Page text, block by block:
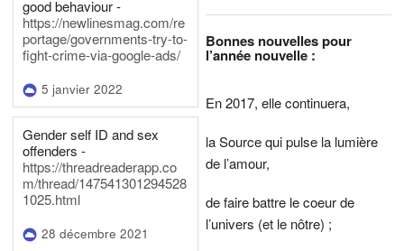
good behaviour -
https://newlinesmag.com/re
portage/governments-try-to-
fight-crime-via-google-ads/
5 janvier 2022
Gender self ID and sex
offenders -
https://threadreaderapp.co
m/thread/147541301294528
1025.html
28 décembre 2021
Bonnes nouvelles pour
l’année nouvelle :
En 2017, elle continuera,
la Source qui pulse la lumière
de l’amour,
de faire battre le coeur de
l’univers (et le nôtre) ;